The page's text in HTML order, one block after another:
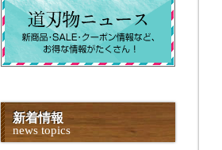
新着情報
news topics